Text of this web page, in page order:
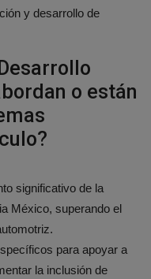
y desarrollo de
o están
significativo de la
México, superando el
para apoyar a
la inclusión de